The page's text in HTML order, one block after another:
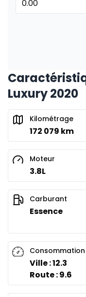
Financement sur
Luxury 2020
Kilométrage
172 079 km
Moteur
3.8L
Carburant
Essence
Consommation
Ville : 12.3
Route : 9.6